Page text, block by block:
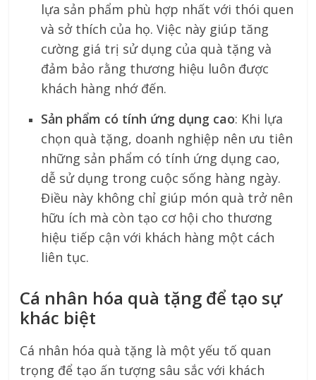
lựa sản phẩm phù hợp nhất với thói quen
và sở thích của họ. Việc này giúp tăng
cường giá trị sử dụng của quà tặng và
đảm bảo rằng thương hiệu luôn được
khách hàng nhớ đến.
Sản phẩm có tính ứng dụng cao: Khi lựa
chọn quà tặng, doanh nghiệp nên ưu tiên
những sản phẩm có tính ứng dụng cao,
dễ sử dụng trong cuộc sống hàng ngày.
Điều này không chỉ giúp món quà trở nên
hữu ích mà còn tạo cơ hội cho thương
hiệu tiếp cận với khách hàng một cách
liên tục.
Cá nhân hóa quà tặng để tạo sự
khác biệt
Cá nhân hóa quà tặng là một yếu tố quan
trọng để tạo ấn tượng sâu sắc với khách